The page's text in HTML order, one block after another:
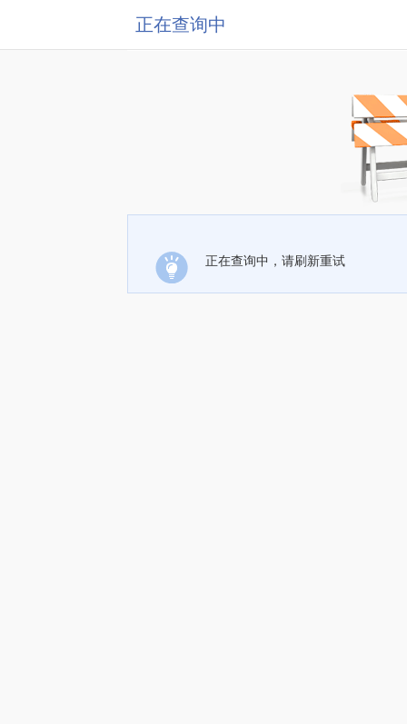
正在查询中
正在查询中，请刷新重试